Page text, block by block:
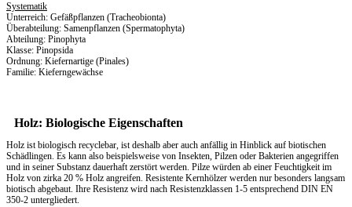
Systematik
Unterreich: Gefäßpflanzen (Tracheobionta)
Überabteilung: Samenpflanzen (Spermatophyta)
Abteilung: Pinophyta
Klasse: Pinopsida
Ordnung: Kiefernartige (Pinales)
Familie: Kieferngewächse
Holz: Biologische Eigenschaften
Holz ist biologisch recyclebar, ist deshalb aber auch anfällig in Hinblick auf biotischen
Schädlingen. Es kann also beispielsweise von Insekten, Pilzen oder Bakterien angegriffen
und in seiner Substanz dauerhaft zerstört werden. Pilze würden ab einer Feuchtigkeit im
Holz von zirka 20 % Holz angreifen. Resistente Kernhölzer werden nur besonders langsam
biotisch abgebaut. Ihre Resistenz wird nach Resistenzklassen 1-5 entsprechend DIN EN
350-2 untergliedert.